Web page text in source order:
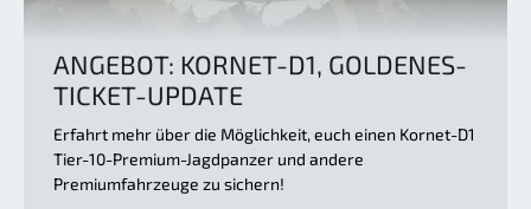
ANGEBOT: KORNET-D1, GOLDENES-
TICKET-UPDATE
Erfahrt mehr über die Möglichkeit, euch einen Kornet-D1
Tier-10-Premium-Jagdpanzer und andere
Premiumfahrzeuge zu sichern!